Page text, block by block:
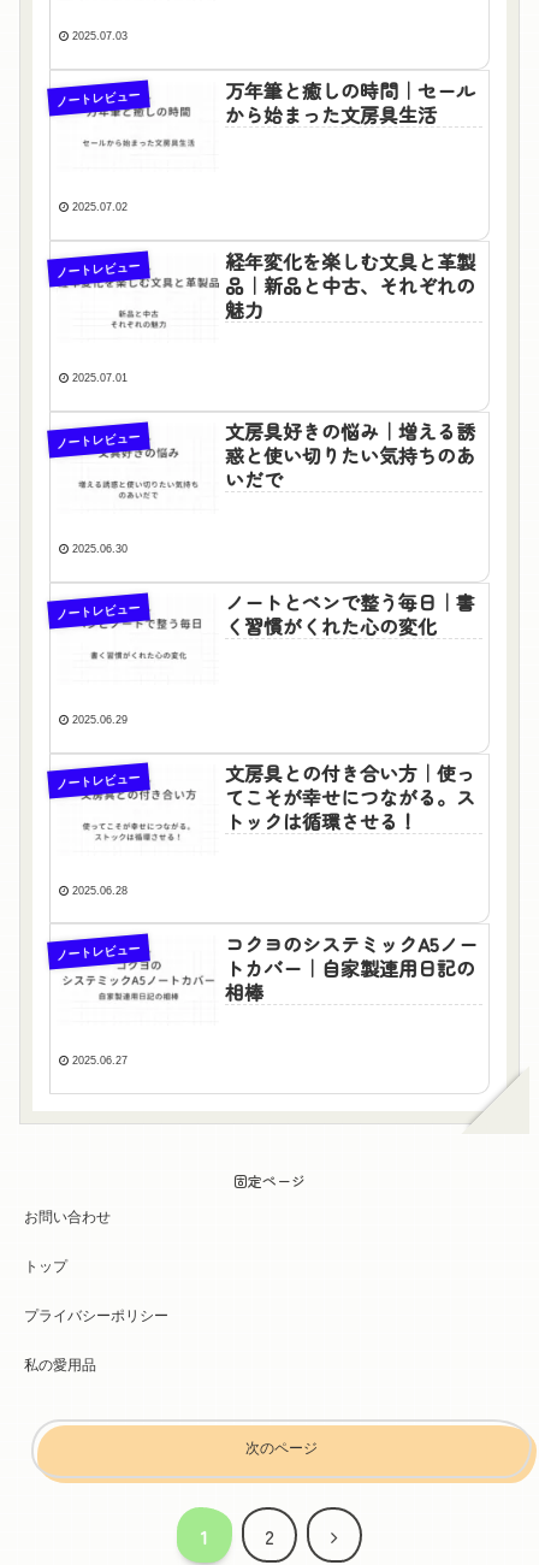
2025.07.03
ノートレビュー
万年筆と癒しの時間｜セール
から始まった文房具生活
2025.07.02
ノートレビュー
経年変化を楽しむ文具と革製
品｜新品と中古、それぞれの
魅力
2025.07.01
ノートレビュー
文房具好きの悩み｜増える誘
惑と使い切りたい気持ちのあ
いだで
2025.06.30
ノートレビュー
ノートとペンで整う毎日｜書
く習慣がくれた心の変化
2025.06.29
ノートレビュー
文房具との付き合い方｜使っ
てこそが幸せにつながる。ス
トックは循環させる！
2025.06.28
ノートレビュー
コクヨのシステミックA5ノー
トカバー｜自家製連用日記の
相棒
2025.06.27
固定ページ
お問い合わせ
トップ
プライバシーポリシー
私の愛用品
次のページ
1 2 次